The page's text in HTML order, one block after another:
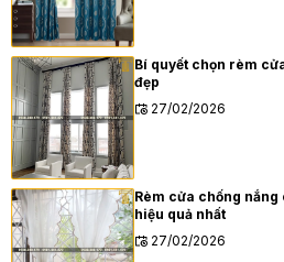
Bí quyết chọn rèm
đẹp
27/02/2026
Rèm cửa chống
hiệu quả nhất
27/02/2026